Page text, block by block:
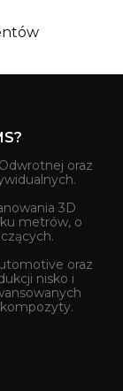
oraz
3D
metrów, o
oraz
nisko i